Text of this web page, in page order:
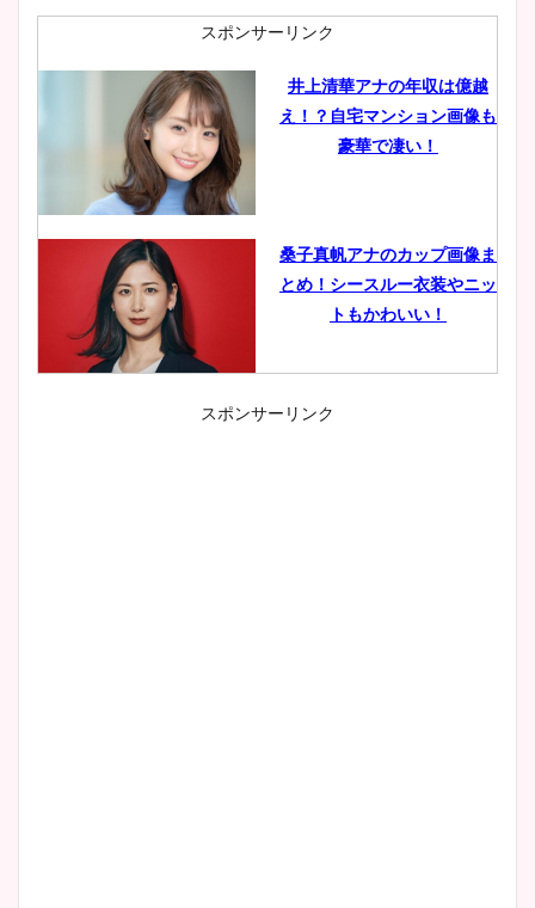
スポンサーリンク
井上清華アナの年収は億越
え！？自宅マンション画像も
豪華で凄い！
桑子真帆アナのカップ画像ま
とめ！シースルー衣装やニッ
トもかわいい！
小室瑛莉子のカップ画像まと
スポンサーリンク